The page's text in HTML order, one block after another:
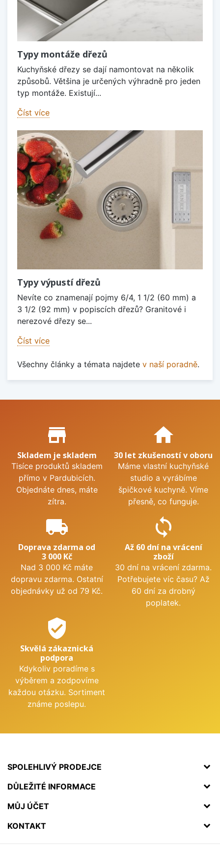
Typy montáže dřezů
Kuchyňské dřezy se dají namontovat na několik
způsobů. Většina je určených výhradně pro jeden
typ montáže. Existují...
Číst více
Typy výpustí dřezů
Nevíte co znamenají pojmy 6/4, 1 1/2 (60 mm) a
3 1/2 (92 mm) v popiscích dřezů? Granitové i
nerezové dřezy se...
Číst více
Všechny články a témata najdete v naší poradně.
Proč nakupovat u nás?
store_mall_directory
Skladem je skladem
Tisíce produktů skladem
přímo v Pardubicích.
Objednáte dnes, máte
zítra.
home
30 let zkušeností v oboru
Máme vlastní kuchyňské
studio a vyrábíme
špičkové kuchyně. Víme
přesně, co funguje.
local_shipping
Doprava zdarma od
3 000 Kč
Nad 3 000 Kč máte
dopravu zdarma. Ostatní
objednávky už od 79 Kč.
sync
Až 60 dní na vrácení
zboží
30 dní na vrácení zdarma.
Potřebujete víc času? Až
60 dní za drobný
poplatek.
verified_user
Skvělá zákaznická
podpora
Kdykoliv poradíme s
výběrem a zodpovíme
každou otázku. Sortiment
známe poslepu.
SPOLEHLIVÝ PRODEJCE
DŮLEŽITÉ INFORMACE
MŮJ ÚČET
KONTAKT